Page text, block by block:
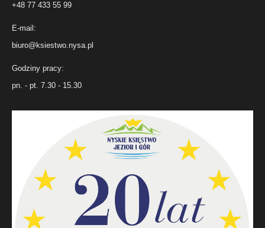
+48 77 433 55 99
E-mail:
biuro@ksiestwo.nysa.pl
Godziny pracy:
pn. - pt. 7.30 - 15.30